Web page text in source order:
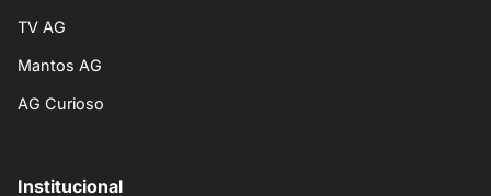
TV AG
Mantos AG
AG Curioso
Institucional